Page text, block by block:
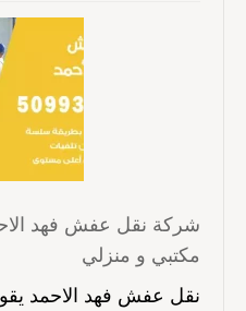
مكتبي و منزلي
نقل عفش فهد الاحمد